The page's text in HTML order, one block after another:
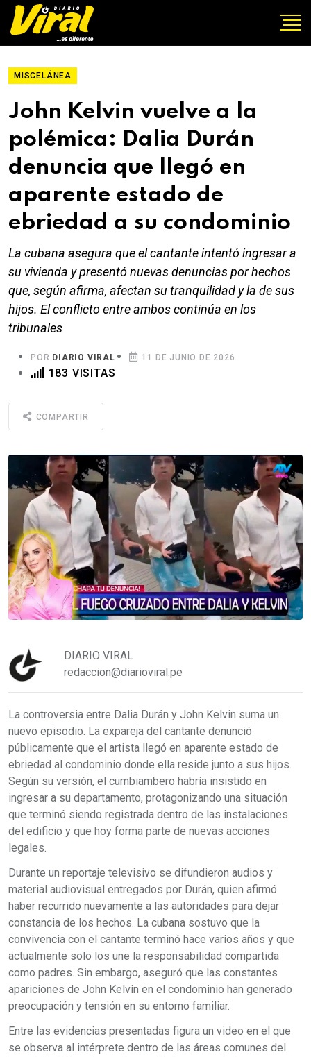
MISCELÁNEA
John Kelvin vuelve a la
polémica: Dalia Durán
denuncia que llegó en
aparente estado de
ebriedad a su condominio
La cubana asegura que el cantante intentó ingresar a
su vivienda y presentó nuevas denuncias por hechos
que, según afirma, afectan su tranquilidad y la de sus
hijos. El conflicto entre ambos continúa en los
tribunales
POR DIARIO VIRAL 11 DE JUNIO DE 2026
183 VISITAS
COMPARTIR
DIARIO VIRAL
redaccion@diarioviral.pe
La controversia entre Dalia Durán y John Kelvin suma un
nuevo episodio. La expareja del cantante denunció
públicamente que el artista llegó en aparente estado de
ebriedad al condominio donde ella reside junto a sus hijos.
Según su versión, el cumbiambero habría insistido en
ingresar a su departamento, protagonizando una situación
que terminó siendo registrada dentro de las instalaciones
del edificio y que hoy forma parte de nuevas acciones
legales.
Durante un reportaje televisivo se difundieron audios y
material audiovisual entregados por Durán, quien afirmó
haber recurrido nuevamente a las autoridades para dejar
constancia de los hechos. La cubana sostuvo que la
convivencia con el cantante terminó hace varios años y que
actualmente solo los une la responsabilidad compartida
como padres. Sin embargo, aseguró que las constantes
apariciones de John Kelvin en el condominio han generado
preocupación y tensión en su entorno familiar.
Entre las evidencias presentadas figura un video en el que
se observa al intérprete dentro de las áreas comunes del